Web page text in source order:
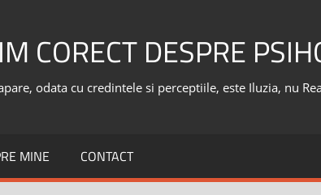
CORECT DESPRE
odata cu credintele si perceptiile, este Iluzia, nu
MINE CONTACT